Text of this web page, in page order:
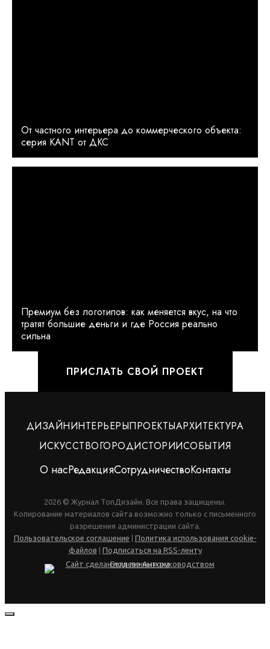
От частного интерьера до коммерческого объекта:
серия KANT от ДКС
Премиум без логотипов: как меняется вкус, на что
тратят большие деньги и где Россия реально
сильна
ПРИСЛАТЬ СВОЙ ПРОЕКТ
ДИЗАЙНИНТЕРЬЕРЫПРОЕКТЫАРХИТЕКТУРА
ИСКУССТВОГОРОДИСТОРИИСОБЫТИЯ
О насРедакцияСотрудничествоКонтакты
2026 © Журнал ТопДизайн. Все права защищены.
Копирование материалов сайта возможно только с письменного
разрешения администрации сайта.
Пользовательское соглашение
Политика использования cookie-
файлов
Подписаться на RSS-ленту